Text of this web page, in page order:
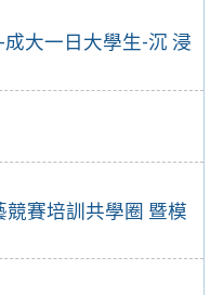
成大一日大學生-沉 浸
競賽培訓共學圈 暨模